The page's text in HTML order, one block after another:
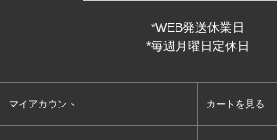
*WEB発送休業日
*毎週月曜日定休日
マイアカウント カートを見る